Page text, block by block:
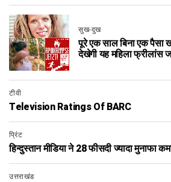
सुख-दुख
पूरे एक साल बिना एक पैसा
देखेगी यह महिला फ्रीलांस
टीवी
Television Ratings Of BARC
प्रिंट
हिन्दुस्तान मीडिया ने 28 फीसदी ज्यादा मुनाफा
उत्तराखंड